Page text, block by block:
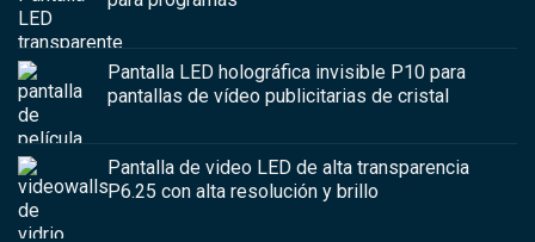
Pantalla LED holográfica invisible P10 para
pantallas de vídeo publicitarias de cristal
Pantalla de video LED de alta transparencia
P6.25 con alta resolución y brillo